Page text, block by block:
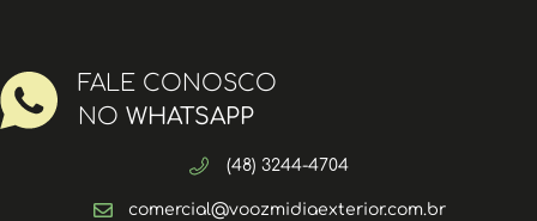
FALE CONOSCO
NO WHATSAPP
(48) 3244-4704
comercial@voozmidiaexterior.com.br